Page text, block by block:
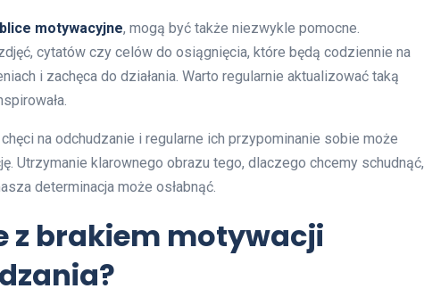
motywacyjne, mogą być także niezwykle pomocne.
cytatów czy celów do osiągnięcia, które będą codziennie na
i zachęca do działania. Warto regularnie aktualizować taką
na odchudzanie i regularne ich przypominanie sobie może
Utrzymanie klarownego obrazu tego, dlaczego chcemy schudnąć,
determinacja może osłabnąć.
z brakiem motywacji